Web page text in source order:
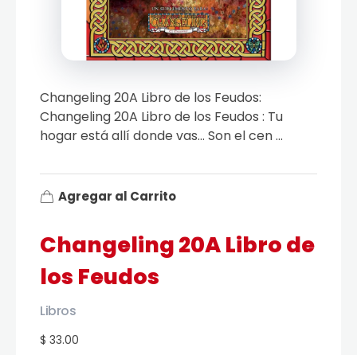
Changeling 20A Libro de
los Feudos
$ 33.00
Libros
Changeling 20A Libro de los Feudos:
Changeling 20A Libro de los Feudos : Tu
hogar está allí donde vas… Son el cen ...
Agregar al Carrito